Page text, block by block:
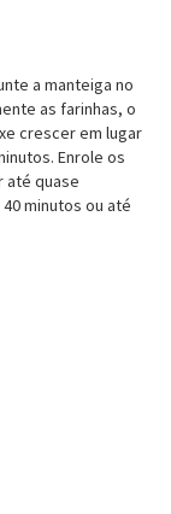
a manteiga no
as farinhas, o
crescer em lugar
Enrole os
até quase
minutos ou até